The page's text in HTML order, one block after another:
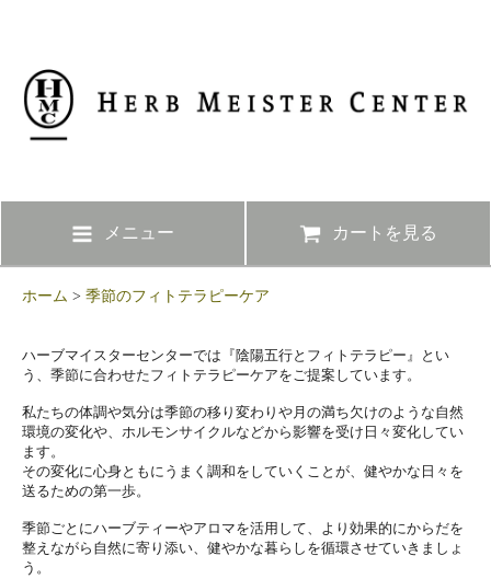
メニュー カートを見る
ホーム > 季節のフィトテラピーケア
ハーブマイスターセンターでは『陰陽五行とフィトテラピー』とい
う、季節に合わせたフィトテラピーケアをご提案しています。
私たちの体調や気分は季節の移り変わりや月の満ち欠けのような自然
環境の変化や、ホルモンサイクルなどから影響を受け日々変化してい
ます。
その変化に心身ともにうまく調和をしていくことが、健やかな日々を
送るための第一歩。
季節ごとにハーブティーやアロマを活用して、より効果的にからだを
整えながら自然に寄り添い、健やかな暮らしを循環させていきましょ
う。